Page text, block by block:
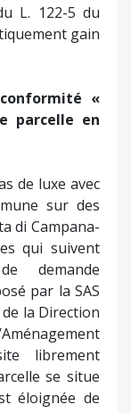
L. 122-5 du
gain
«
parcelle en
de luxe avec
sur des
di Campana-
qui suivent
demande
par la SAS
de la Direction
librement
se situe
éloignée de